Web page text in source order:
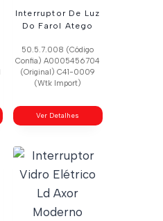
Interruptor De Luz
Do Farol Atego
50.5.7.008 (Código
Confia) A0005456704
(Original) C41-0009
(Wtk Import)
Ver Detalhes